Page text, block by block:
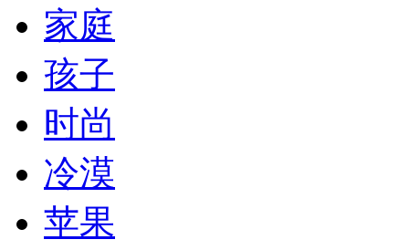
家庭
孩子
时尚
冷漠
苹果